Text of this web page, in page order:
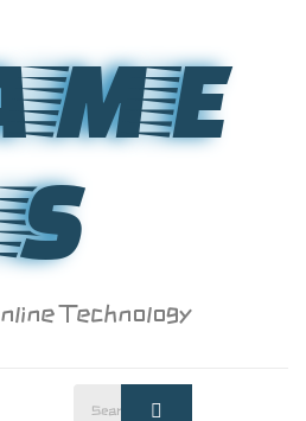
Technology